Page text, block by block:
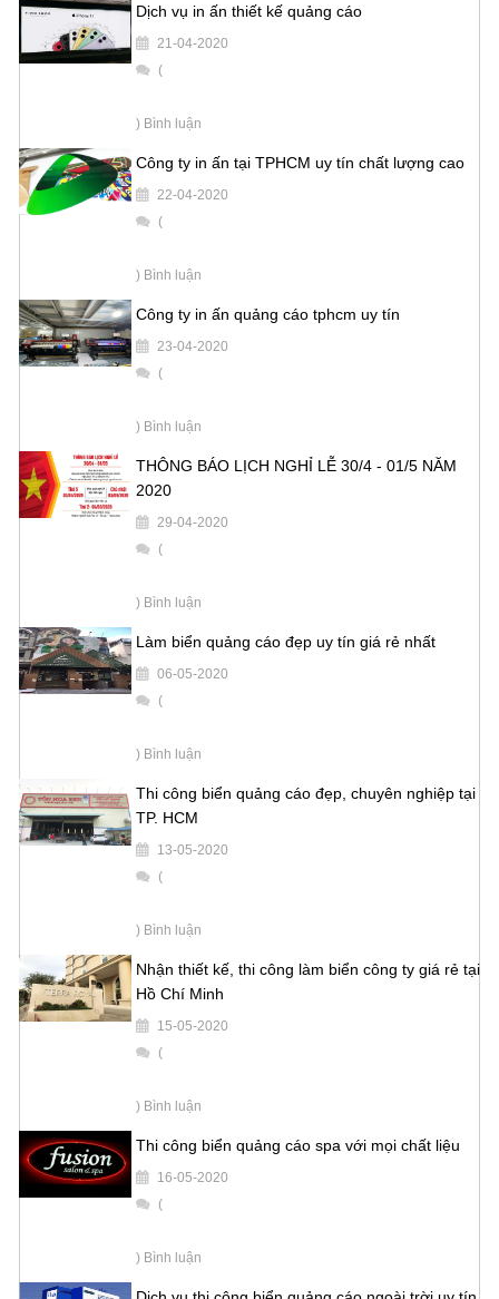
Dịch vụ in ấn thiết kế quảng cáo
21-04-2020
(
) Bình luận
Công ty in ấn tại TPHCM uy tín chất lượng cao
22-04-2020
(
) Bình luận
Công ty in ấn quảng cáo tphcm uy tín
23-04-2020
(
) Bình luận
THÔNG BÁO LỊCH NGHỈ LỄ 30/4 - 01/5 NĂM
2020
29-04-2020
(
) Bình luận
Làm biển quảng cáo đẹp uy tín giá rẻ nhất
06-05-2020
(
) Bình luận
Thi công biển quảng cáo đẹp, chuyên nghiệp tại
TP. HCM
13-05-2020
(
) Bình luận
Nhận thiết kế, thi công làm biển công ty giá rẻ tại
Hồ Chí Minh
15-05-2020
(
) Bình luận
Thi công biển quảng cáo spa với mọi chất liệu
16-05-2020
(
) Bình luận